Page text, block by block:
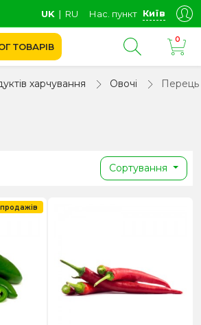
UK ∣ RU Нас. пункт Київ
ТОВАРІВ
0
харчування Овочі Перець
Сортування